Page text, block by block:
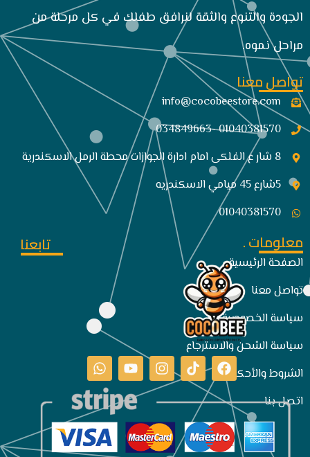
الجودة والتنوع والثقة لنرافق طفلك في كل مرحلة من
مراحل نموه.
تواصل معنا
info@cocobeestore.com​
01040381570 -034849663
8 شار ع الفلكى امام ادارة الجوازات محطة الرمل الاسكندرية
5شارع 45 ميامي الاسكندريه
01040381570
معلومات .
الصفحة الرئيسية
تواصل معنا
سياسة الخصوصية
سياسة الشحن والاسترجاع
الشروط والأحكام
اتصل بنا
تابعنا